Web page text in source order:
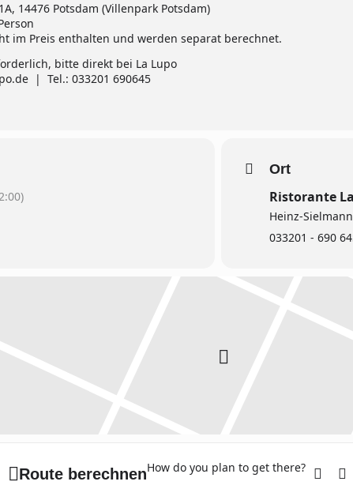
14476 Potsdam (Villenpark Potsdam)
im Preis enthalten und werden separat berechnet.
bitte direkt bei La Lupo
| Tel.: 033201 690645
Ort
Ristorante
Heinz-
033201 - 690
Route berechnenHow do you plan to get there?